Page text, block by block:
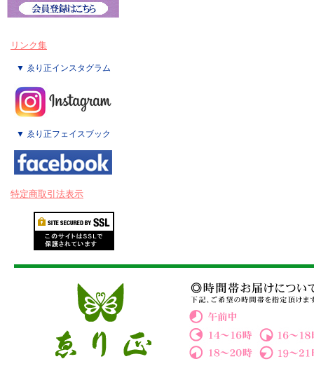
リンク集
▼ ゑり正インスタグラム
▼ ゑり正フェイスブック
特定商取引法表示